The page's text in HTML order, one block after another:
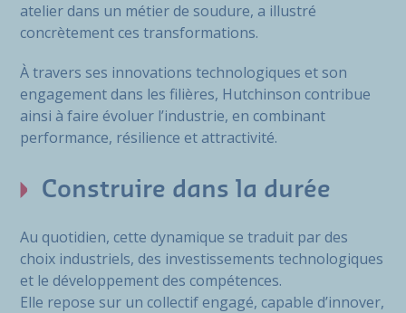
atelier dans un métier de soudure, a illustré
concrètement ces transformations.
À travers ses innovations technologiques et son
engagement dans les filières, Hutchinson contribue
ainsi à faire évoluer l’industrie, en combinant
performance, résilience et attractivité.
Construire dans la durée
Au quotidien, cette dynamique se traduit par des
choix industriels, des investissements technologiques
et le développement des compétences.
Elle repose sur un collectif engagé, capable d’innover,